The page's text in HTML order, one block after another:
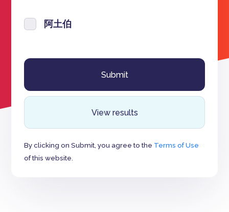
阿土伯
View results
By clicking on Submit, you agree to the Terms of Use
of this website.